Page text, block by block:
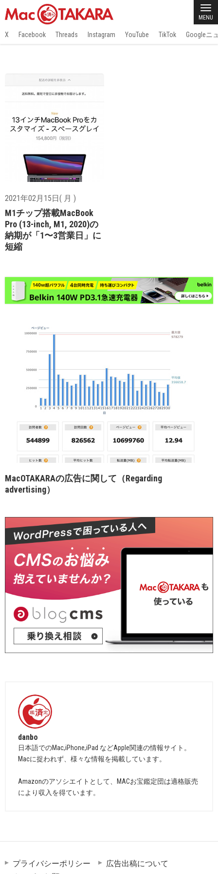
MENU
X Facebook Threads Instagram YouTube TikTok Googleニ
2021年02月15日( 月 )
M1チップ搭載MacBook
Pro (13-inch, M1, 2020)の
納期が「1〜3営業日」に
短縮
MacOTAKARAの広告に関して（Regarding
advertising）
danbo
日本語でのMac,iPhone,iPad などApple関連の情報サイト。
Macに捉われず、様々な情報を掲載しています。
Amazonのアソシエイトとして、MACお宝鑑定団は適格販売
により収入を得ています。
プライバシーポリシー
広告出稿について